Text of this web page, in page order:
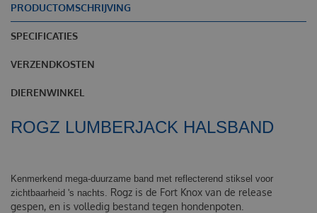
PRODUCTOMSCHRIJVING
SPECIFICATIES
VERZENDKOSTEN
DIERENWINKEL
ROGZ LUMBERJACK HALSBAND
Kenmerkend mega-duurzame band met reflecterend stiksel voor
zichtbaarheid 's nachts.
Rogz is de Fort Knox van de release
gespen, en is volledig bestand tegen hondenpoten.